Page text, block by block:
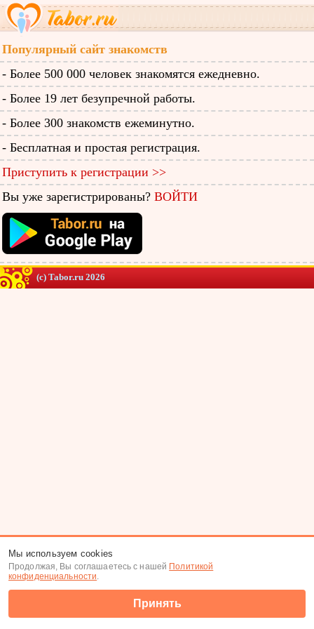
Популярный сайт знакомств
- Более 500 000 человек знакомятся ежедневно.
- Более 19 лет безупречной работы.
- Более 300 знакомств ежеминутно.
- Бесплатная и простая регистрация.
Приступить к регистрации >>
Вы уже зарегистрированы? ВОЙТИ
(c) Tabor.ru 2026
Мы используем cookies
Продолжая, Вы соглашаетесь с нашей Политикой
конфиденциальности.
Принять